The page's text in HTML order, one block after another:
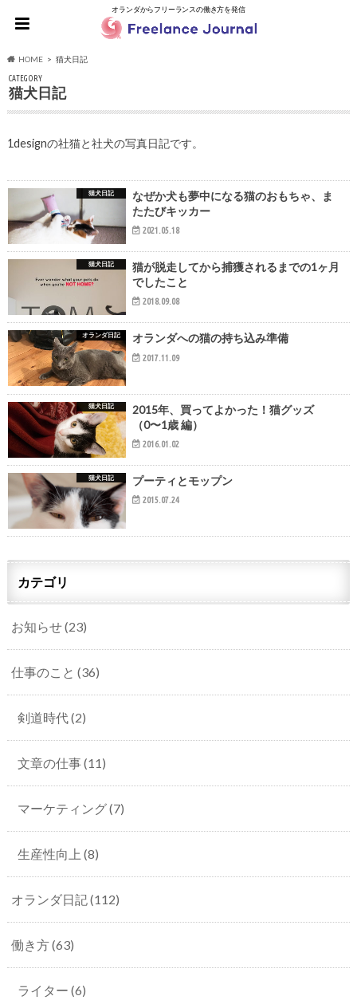
オランダからフリーランスの働き方を発信
HOME 猫犬日記
CATEGORY
猫犬日記
1designの社猫と社犬の写真日記です。
猫犬日記
なぜか犬も夢中になる猫のおもちゃ、ま
たたびキッカー
2021.05.18
猫犬日記
猫が脱走してから捕獲されるまでの1ヶ月
でしたこと
2018.09.08
オランダ日記 オランダへの猫の持ち込み準備
2017.11.09
猫犬日記
2015年、買ってよかった！猫グッズ
（0〜1歳 編）
2016.01.02
猫犬日記 プーティとモップン
2015.07.24
カテゴリ
お知らせ(23)
仕事のこと (36)
剣道時代(2)
文章の仕事(11)
マーケティング(7)
生産性向上 (8)
オランダ日記(112)
働き方(63)
ライター (6)